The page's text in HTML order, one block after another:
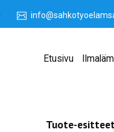
Etusivu
Tuote-